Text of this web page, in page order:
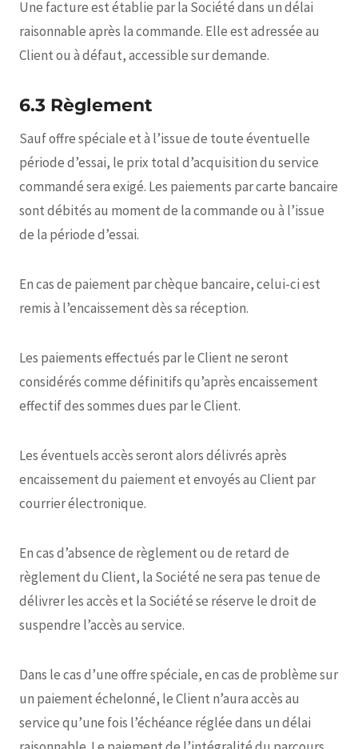
Une facture est établie par la Société dans un délai
raisonnable après la commande. Elle est adressée au
Client ou à défaut, accessible sur demande.
6.3 Règlement
Sauf offre spéciale et à l’issue de toute éventuelle
période d’essai, le prix total d’acquisition du service
commandé sera exigé. Les paiements par carte bancaire
sont débités au moment de la commande ou à l’issue
de la période d’essai.
En cas de paiement par chèque bancaire, celui-ci est
remis à l’encaissement dès sa réception.
Les paiements effectués par le Client ne seront
considérés comme définitifs qu’après encaissement
effectif des sommes dues par le Client.
Les éventuels accès seront alors délivrés après
encaissement du paiement et envoyés au Client par
courrier électronique.
En cas d’absence de règlement ou de retard de
règlement du Client, la Société ne sera pas tenue de
délivrer les accès et la Société se réserve le droit de
suspendre l’accès au service.
Dans le cas d’une offre spéciale, en cas de problème sur
un paiement échelonné, le Client n’aura accès au
service qu’une fois l’échéance réglée dans un délai